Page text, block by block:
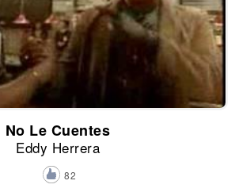
No Le Cuentes
Eddy Herrera
82